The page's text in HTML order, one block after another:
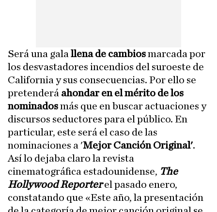
Será una gala llena de cambiosmarcada por
los desvastadores incendios del suroeste de
California y sus consecuencias. Por ello se
pretenderá ahondar en el mérito de los
nominadosmás que en buscar actuaciones y
discursos seductores para el público. En
particular, este será el caso de las
nominaciones a 'Mejor Canción Original'.
Así lo dejaba claro la revista
cinematográfica estadounidense, The
Hollywood Reporter el pasado enero,
constatando que «Este año, la presentación